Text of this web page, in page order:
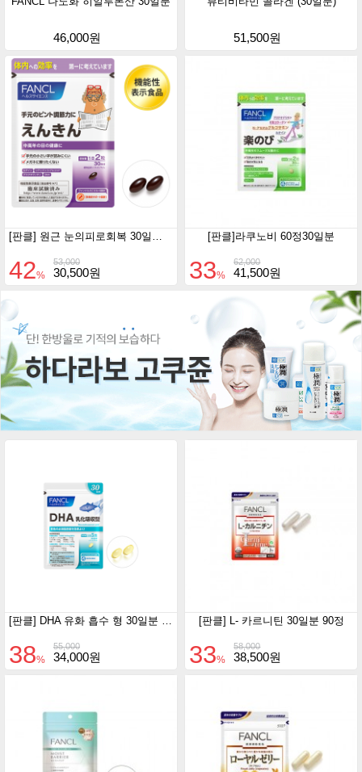
46,000원 51,500원
53,000
42% 30,500원
[판클]라쿠노비 60정30일분
62,000
33% 41,500원
[판클] DHA 유화 흡수 형 30일분 150정
55,000
38% 34,000원
[판클] L- 카르니틴 30일분 90정
58,000
33% 38,500원